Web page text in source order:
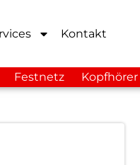
Kontakt
Festnetz